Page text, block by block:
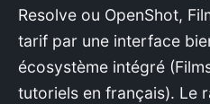
Resolve ou OpenShot,
tarif par une interface
écosystème intégré
tutoriels en français). Le